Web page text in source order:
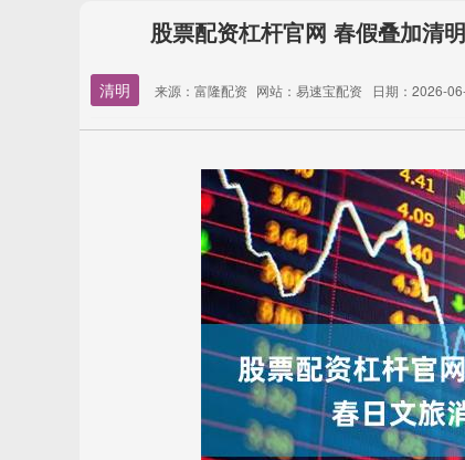
股票配资杠杆官网 春假叠加清
清明 来源：富隆配资 网站：易速宝配资 日期：2026-